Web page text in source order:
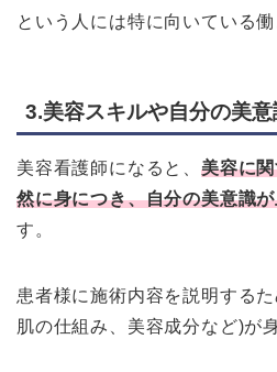
という人には特に向いている働
3.美容スキルや自分の美
美容看護師になると、 美容に
然に身につき、自分の美意識
す。
患者様に施術内容を説明する
肌の仕組み、美容成分など)が